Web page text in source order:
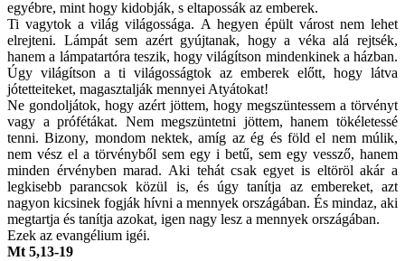
egyébre, mint hogy kidobják, s eltapossák az emberek.
Ti vagytok a világ világossága. A hegyen épült várost nem lehet
elrejteni. Lámpát sem azért gyújtanak, hogy a véka alá rejtsék,
hanem a lámpatartóra teszik, hogy világítson mindenkinek a házban.
Úgy világítson a ti világosságtok az emberek előtt, hogy látva
jótetteiteket, magasztalják mennyei Atyátokat!
Ne gondoljátok, hogy azért jöttem, hogy megszüntessem a törvényt
vagy a prófétákat. Nem megszüntetni jöttem, hanem tökéletessé
tenni. Bizony, mondom nektek, amíg az ég és föld el nem múlik,
nem vész el a törvényből sem egy i betű, sem egy vessző, hanem
minden érvényben marad. Aki tehát csak egyet is eltöröl akár a
legkisebb parancsok közül is, és úgy tanítja az embereket, azt
nagyon kicsinek fogják hívni a mennyek országában. És mindaz, aki
megtartja és tanítja azokat, igen nagy lesz a mennyek országában.
Ezek az evangélium igéi.
Mt 5,13-19